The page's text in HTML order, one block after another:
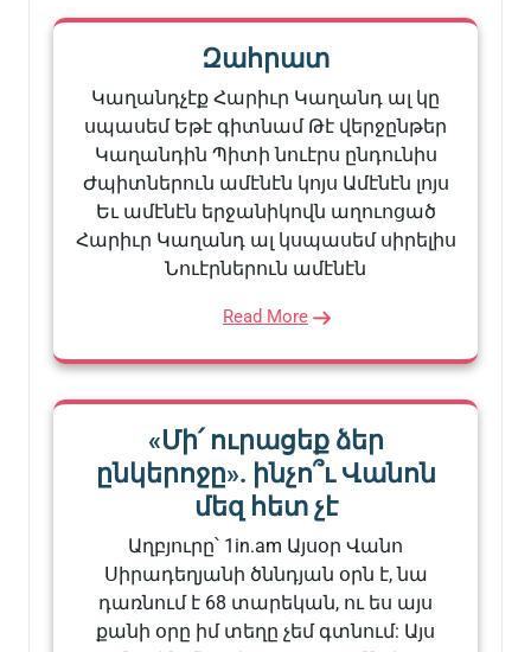
Զահրատ
Կաղանդչէք Հարիւր Կաղանդ ալ կը
սպասեմ Եթէ գիտնամ Թէ վերջընթեր
Կաղանդին Պիտի նուէրս ընդունիս
Ժպիտներուն ամէնէն կոյս Ամէնէն լոյս
Եւ ամէնէն երջանիկովն աղուոցած
Հարիւր Կաղանդ ալ կսպասեմ սիրելիս
Նուէրներուն ամէնէն
Read More
«Մի՛ ուրացեք ձեր
ընկերոջը». ինչո՞ւ Վանոն
մեզ հետ չէ
Աղբյուրը՝ 1in.am Այսօր Վանո
Սիրադեղյանի ծննդյան օրն է, նա
դառնում է 68 տարեկան, ու ես այս
քանի օրը իմ տեղը չեմ գտնում: Այս